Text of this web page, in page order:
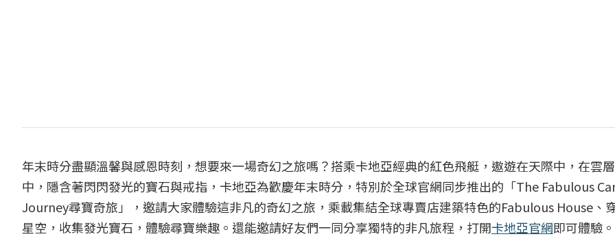
年末時分盡顯溫馨與感恩時刻，想要來一場奇幻之旅嗎？搭乘卡地亞經典的紅色飛艇，遨遊在天際中，在雲
中，隱含著閃閃發光的寶石與戒指，卡地亞為歡慶年末時分，特別於全球官網同步推出的「The Fabulous
Journey尋寶奇旅」，邀請大家體驗這非凡的奇幻之旅，乘載集結全球專賣店建築特色的Fabulous House、
星空，收集發光寶石，體驗尋寶樂趣。還能邀請好友們一同分享獨特的非凡旅程，打開卡地亞官網即可體驗。